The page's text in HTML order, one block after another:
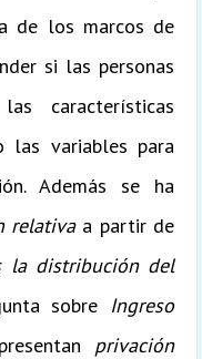
de los marcos de
si las personas
características
las variables para
Además se ha
relativaa partir de
la distribución del
sobre Ingreso
privación